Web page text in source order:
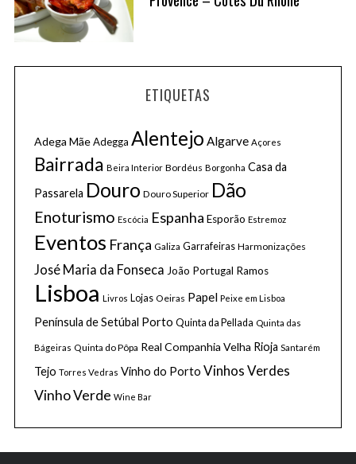
ETIQUETAS
Adega MãeAdegga Alentejo Algarve Açores
Bairrada Beira Interior Bordéus Borgonha Casa da
Passarela Douro Douro Superior Dão
Enoturismo Escócia Espanha Esporão Estremoz
Eventos França Galiza Garrafeiras Harmonizações
José Maria da Fonseca João Portugal Ramos
Lisboa Livros Lojas Oeiras Papel Peixe em Lisboa
Península de Setúbal Porto Quinta da Pellada Quinta das
Bágeiras Quinta do Pôpa Real Companhia Velha Rioja Santarém
Tejo Torres Vedras Vinho do Porto Vinhos Verdes
Vinho Verde Wine Bar
r
c
f